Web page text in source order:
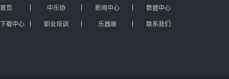
首页 中乐协 新闻中心
数据中心
下载中心
职业培训 乐器展 联系我们